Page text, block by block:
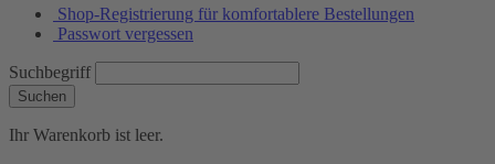
Shop-Registrierung für komfortablere Bestellungen
Passwort vergessen
Suchbegriff
Suchen
Ihr Warenkorb ist leer.